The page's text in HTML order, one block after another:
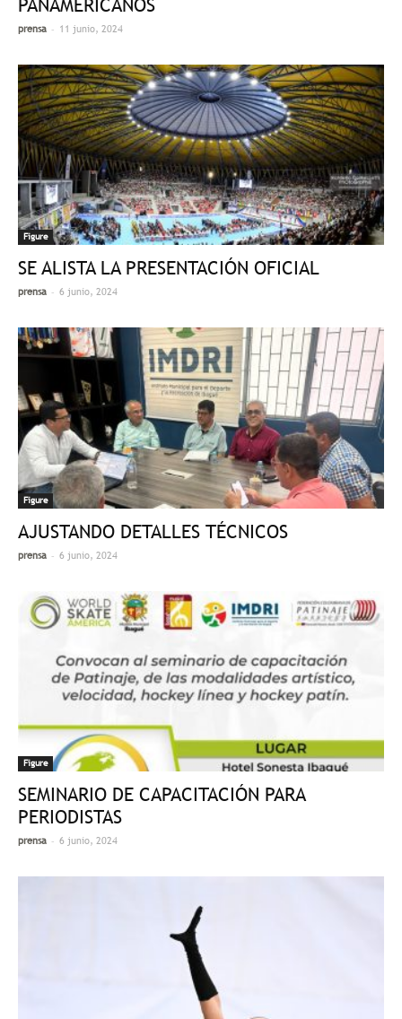
PANAMERICANOS
prensa - 11 junio, 2024
Figure
SE ALISTA LA PRESENTACIÓN OFICIAL
prensa - 6 junio, 2024
Figure
AJUSTANDO DETALLES TÉCNICOS
prensa - 6 junio, 2024
Figure
SEMINARIO DE CAPACITACIÓN PARA
PERIODISTAS
prensa - 6 junio, 2024